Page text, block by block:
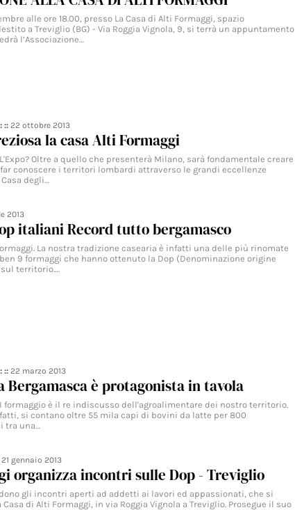
alle ore 18.00, presso La Casa di Alti Formaggi, spazio
a Treviglio (BG) - Via Roggia Vignola, 9, si terrà un appuntamento
l’Associazione…
::22 ottobre 2013
la casa Alti Formaggi
Oltre a quello che presenterà Milano, sarà fondamentale creare
conoscere i territori lombardi attraverso le grandi eccellenze
degli…
2013
italiani Record tutto bergamasco
La nostra tradizione casearia è infatti una delle più rinomate
9 formaggi che hanno ottenuto la Dop (Denominazione origine
territorio.…
::22 marzo 2013
Bergamasca è protagonista in tavola
formaggio è il re indiscusso dell'agroalimentare dei nostro territorio.
si contano oltre 55 mila capi di bovini da latte per 800
tra una…
21 gennaio 2013
organizza incontri sulle Dop - Treviglio
gli incontri aperti ad addetti ai lavori ed appassionati, che si
di Alti Formaggi, in via Roggia Vignola a Treviglio. Prosegue il suo